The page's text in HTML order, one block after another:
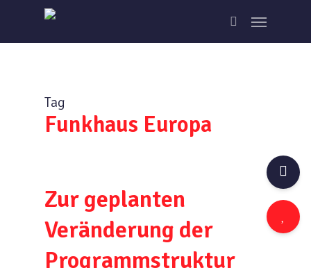
main
search
Menu
Tag
Funkhaus Europa
Zur geplanten
Veränderung der
Programmstruktur